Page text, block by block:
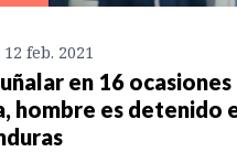
12 feb. 2021
en 16 ocasiones
hombre es detenido